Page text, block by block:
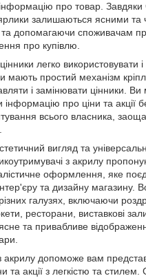
про товар. Завдяки
залишаються ясними та
та допомагаючи споживачам
про купівлю.
легко використовувати і
мають простий механізм
і замінювати цінники.
про ціни та акції
всього власника,
вигляд та
з акрилу
оформлення, яке
та дизайну магазину.
галузях, включаючи
ресторани, виставкові
та привабливе
акрилу допоможе вам
та акції з легкістю та стилем.